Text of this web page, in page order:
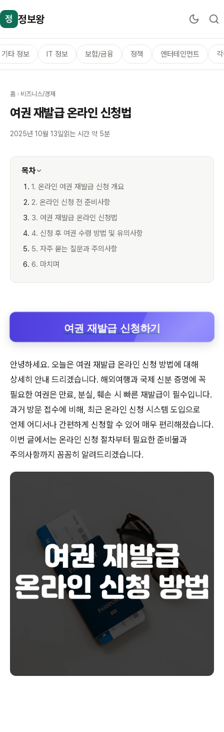
정 정보왕
기타 정보 IT 정보 보험/금융 정책 엔터테인먼트
홈 › 비즈니스/경제
여권 재발급 온라인 신청법
2025년 10월 13일읽는 시간 약 5분
목차
1. 온라인 여권 재발급 신청 개요
2. 온라인 신청 전 준비사항
3. 여권 재발급 온라인 신청법
4. 신청 후 여권 수령 방법 및 유의사항
5. 자주 묻는 질문과 주의사항
6. 마치며
여권 재발급 신청하기
안녕하세요. 오늘은 여권 재발급 온라인 신청 방법에 대해
상세히 안내 드리겠습니다. 해외여행과 국제 신분 증명에 꼭
필요한 여권은 만료, 분실, 훼손 시 빠른 재발급이 필수입니다.
과거 방문 접수에 비해, 최근 온라인 신청 시스템 도입으로
언제 어디서나 간편하게 신청할 수 있어 매우 편리해졌습니다.
이번 글에서는 온라인 신청 절차부터 필요한 준비물과
주의사항까지 꼼꼼히 알려드리겠습니다.